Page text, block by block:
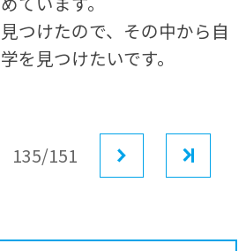
つけたので、その中から自
を見つけたいです。
前へ135/151